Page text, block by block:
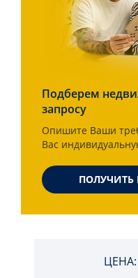
Подберем
запросу
Опишите Ваши
Вас
ПОЛУЧИТЬ
ЦЕНА: